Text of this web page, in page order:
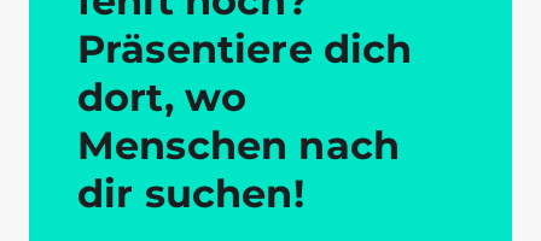
Präsentiere dich
dort, wo
Menschen nach
dir suchen!